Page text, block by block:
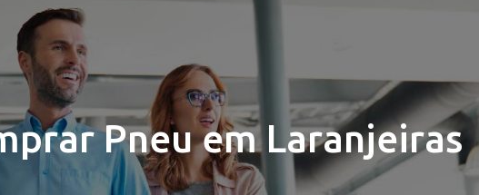
Pneu em Laranjeiras